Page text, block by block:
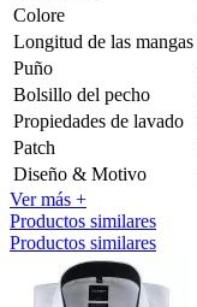
Colore
Longitud de las mangas
Puño
Bolsillo del pecho
Propiedades de lavado
Patch
Diseño & Motivo
Ver más +
Productos similares
Productos similares